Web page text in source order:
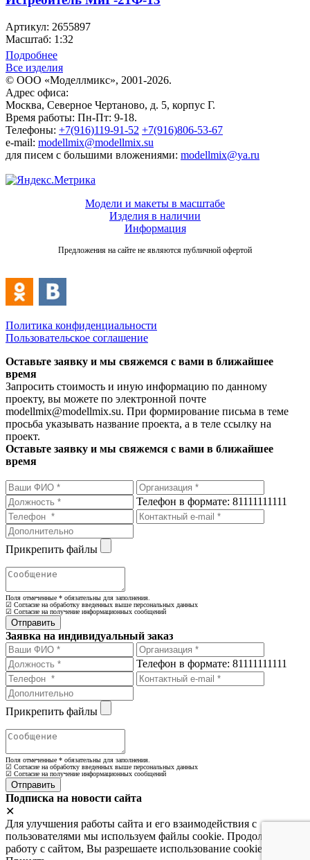
Артикул: 2655897
Масштаб: 1:32
Подробнее
Все изделия
© ООО «Моделлмикс», 2001-2026.
Адрес офиса:
Москва, Северное Чертаново, д. 5, корпус Г.
Время работы: Пн-Пт: 9-18.
Телефоны: +7(916)119-91-52 +7(916)806-53-67
e-mail: modellmix@modellmix.su
для писем с большими вложениями: modellmix@ya.ru
Модели и макеты в масштабе
Изделия в наличии
Информация
Предложения на сайте не являются публичной офертой
Политика конфиденциальности
Пользовательское соглашение
Оставьте заявку и мы свяжемся с вами в ближайшее
время
Запросить стоимость и иную информацию по данному
проекту, вы можете по электронной почте
modellmix@modellmix.su. При формирование письма в теме
просьба указывать название проекта, а в теле ссылку на
проект.
Оставьте заявку и мы свяжемся с вами в ближайшее
время
Телефон в формате: 81111111111
Прикрепить файлы
Поля отмеченные * обязательны для заполнения.
☑ Согласие на обработку введенных выше персональных данных
☑ Согласие на получение информационных сообщений
Заявка на индивидуальный заказ
Телефон в формате: 81111111111
Прикрепить файлы
Поля отмеченные * обязательны для заполнения.
☑ Согласие на обработку введенных выше персональных данных
☑ Согласие на получение информационных сообщений
Подписка на новости сайта
✕
Для улучшения работы сайта и его взаимодействия с
пользователями мы используем файлы cookie. Продолжая
работу с сайтом, Вы разрешаете использование cookie-файлов.